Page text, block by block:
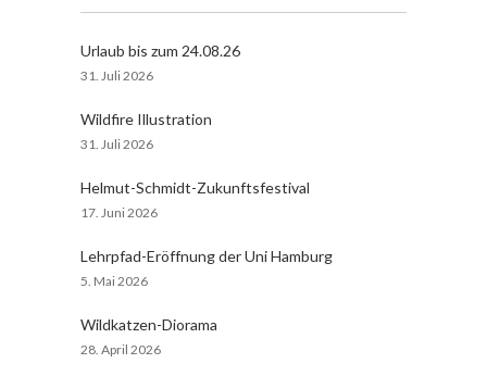
Urlaub bis zum 24.08.26
31. Juli 2026
Wildfire Illustration
31. Juli 2026
Helmut-Schmidt-Zukunftsfestival
17. Juni 2026
Lehrpfad-Eröffnung der Uni Hamburg
5. Mai 2026
Wildkatzen-Diorama
28. April 2026